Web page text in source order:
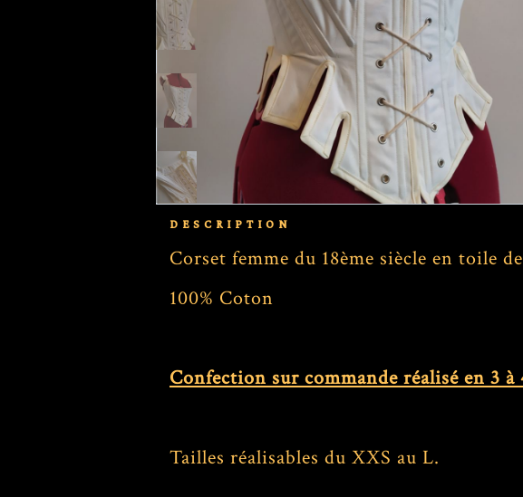
DESCRIPTION
Corset femme du 18ème siècle en toile
100% Coton
Confection sur commande réalisé en 3 à
Tailles réalisables du XXS au L.